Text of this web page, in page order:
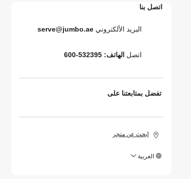
اتصل بنا
البريد الألكتروني serve@jumbo.ae
اتصلالهاتف: 532395-600
تفضل بمتابعتنا على
ابحث عن متجر
العربية